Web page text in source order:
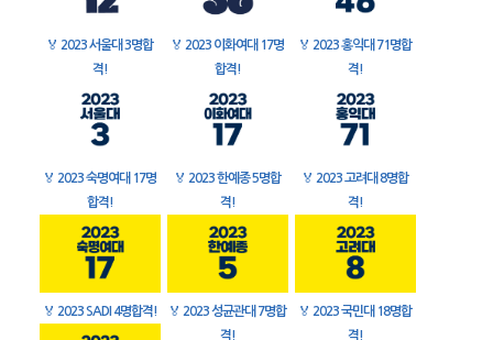
🏅 2023 서울대 3명합
격!
🏅 2023 이화여대 17명
합격!
🏅 2023 홍익대 71명합
격!
🏅 2023 숙명여대 17명
합격!
🏅 2023 한예종 5명합
격!
🏅 2023 고려대 8명합
격!
🏅 2023 SADI 4명합격! 🏅 2023 성균관대 7명합
격!
🏅 2023 국민대 18명합
격!